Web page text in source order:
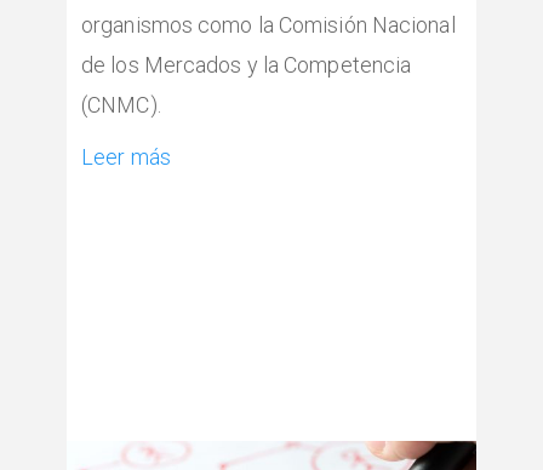
organismos como la Comisión Nacional
de los Mercados y la Competencia
(CNMC).
Leer más